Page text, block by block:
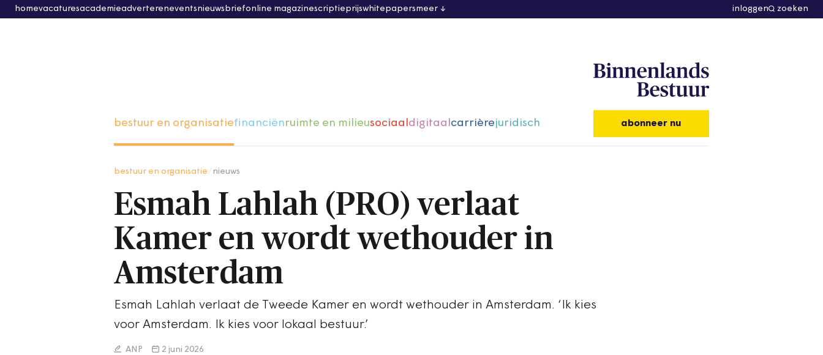
homevacaturesacademieadvertereneventsnieuwsbriefonline magazinescriptieprijswhitepapersmeer inloggen zoeken
bestuur en organisatiefinanciënruimte en milieusociaaldigitaalcarrièrejuridisch abonneer nu
bestuur en organisatie nieuws
Esmah Lahlah (PRO) verlaat
Kamer en wordt wethouder in
Amsterdam
Esmah Lahlah verlaat de Tweede Kamer en wordt wethouder in Amsterdam. ‘Ik kies
voor Amsterdam. Ik kies voor lokaal bestuur.’
ANP 2 juni 2026